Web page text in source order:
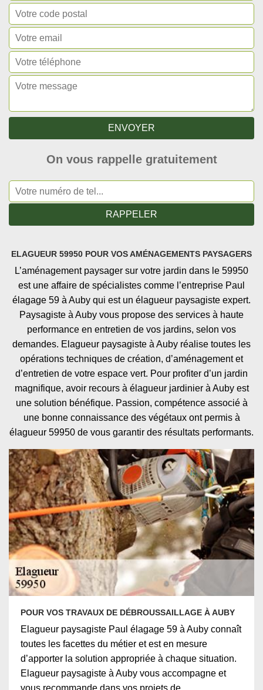
On vous rappelle gratuitement
ELAGUEUR 59950 POUR VOS AMÉNAGEMENTS PAYSAGERS
L’aménagement paysager sur votre jardin dans le 59950
est une affaire de spécialistes comme l’entreprise Paul
élagage 59 à Auby qui est un élagueur paysagiste expert.
Paysagiste à Auby vous propose des services à haute
performance en entretien de vos jardins, selon vos
demandes. Elagueur paysagiste à Auby réalise toutes les
opérations techniques de création, d’aménagement et
d’entretien de votre espace vert. Pour profiter d’un jardin
magnifique, avoir recours à élagueur jardinier à Auby est
une solution bénéfique. Passion, compétence associé à
une bonne connaissance des végétaux ont permis à
élagueur 59950 de vous garantir des résultats performants.
POUR VOS TRAVAUX DE DÉBROUSSAILLAGE À AUBY
Elagueur paysagiste Paul élagage 59 à Auby connaît
toutes les facettes du métier et est en mesure
d’apporter la solution appropriée à chaque situation.
Elagueur paysagiste à Auby vous accompagne et
vous recommande dans vos projets de